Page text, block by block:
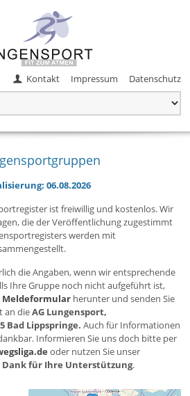
Kontakt Impressum Datenschutz
06.08.2026
ist freiwillig und kostenlos. Wir
die der Veröffentlichung zugestimmt
werden mit
die Angaben, wenn wir entsprechende
Ihre Gruppe noch nicht aufgeführt ist,
Meldeformular herunter und senden Sie
an dieAG Lungensport,
Bad Lippspringe. Auch für Informationen
Informieren Sie uns doch bitte per
oder nutzen Sie unser
Dank für Ihre Unterstützung.